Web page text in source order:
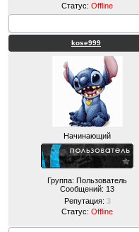
Статус: Offline
kose999
Начинающий
Группа: Пользователь
Сообщений: 13
Репутация: 3
Статус: Offline